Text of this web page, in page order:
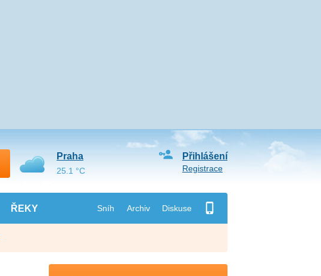
ŘEKY Sníh Archiv Diskuse
Přihlášení
Registrace
Praha
25.1 °C